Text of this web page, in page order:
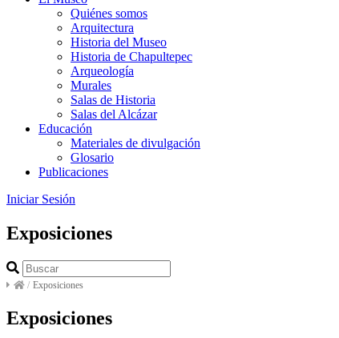
Quiénes somos
Arquitectura
Historia del Museo
Historia de Chapultepec
Arqueología
Murales
Salas de Historia
Salas del Alcázar
Educación
Materiales de divulgación
Glosario
Publicaciones
Iniciar Sesión
Exposiciones
/ Exposiciones
Exposiciones